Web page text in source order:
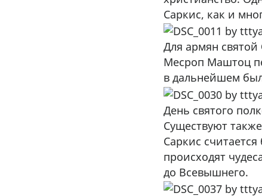
Саркис, как и
Для армян
Месроп Маштоц
в дальнейшем
День святого
Существуют
Саркис
происходят
до Всевышнего.